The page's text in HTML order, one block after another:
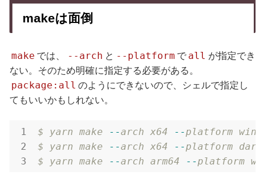
makeは面倒
make では、 --arch と --platform で all が指定でき
ない。そのため明確に指定する必要がある。
package:all のようにできないので、シェルで指定し
てもいいかもしれない。
$ yarn make - -arch x64 - -platform
$
yarn make - -arch x64 - -platform
$
yarn make - -arch arm64 - -platform